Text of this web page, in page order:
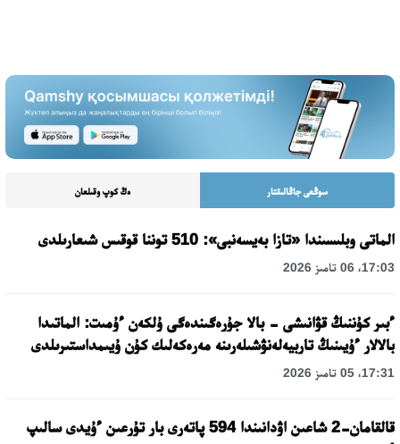
سوڭعى جاڭالىقتار ەڭ كوپ وقىلعان
الماتى وبلىسىندا «تازا بەيسەنبى»: 510 توننا قوقىس شىعارىلدى
17:03، 06 تامىز 2026
ءبىر كۇننىڭ قۋانىشى - بالا جۇرەگىندەگى ۇلكەن ءۇمىت: الماتىدا
بالالار ءۇيىنىڭ تاربيەلەنۋشىلەرىنە مەرەكەلىك كۇن ۇيىمداستىرىلدى
17:31، 05 تامىز 2026
قالقامان-2 شاعىن اۋدانىندا 594 پاتەرى بار تۇرعىن ءۇيدى سالىپ